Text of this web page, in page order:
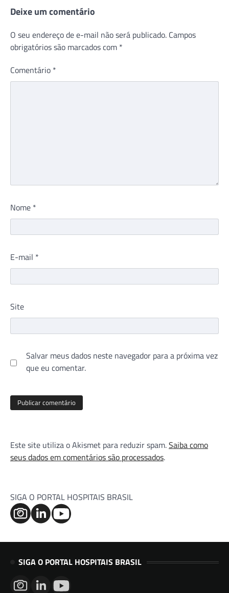
Deixe um comentário
O seu endereço de e-mail não será publicado. Campos
obrigatórios são marcados com *
Comentário *
Nome *
E-mail *
Site
Salvar meus dados neste navegador para a próxima vez
que eu comentar.
Este site utiliza o Akismet para reduzir spam.Saiba como
seus dados em comentários são processados.
SIGA O PORTAL HOSPITAIS BRASIL
SIGA O PORTAL HOSPITAIS BRASIL